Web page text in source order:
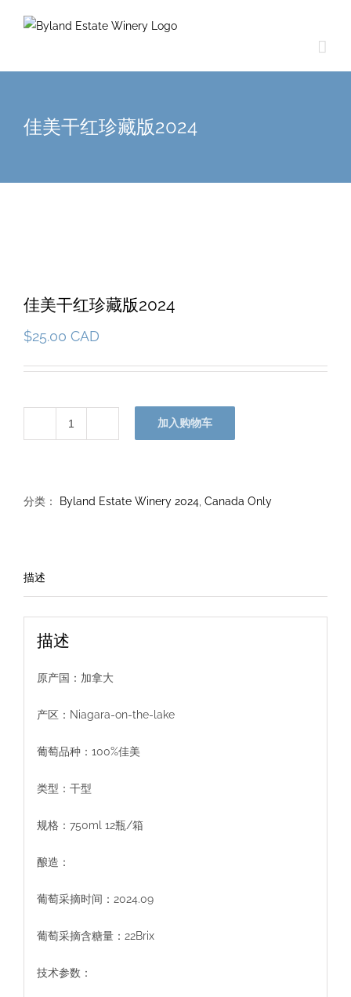
佳美干红珍藏版2024
佳美干红珍藏版2024
$25.00 CAD
红
加入购物车
分类： Byland Estate Winery 2024 Canada Only
描述
描述
原产国：加拿大
产区：Niagara-on-the-lake
葡萄品种：100%佳美
类型：干型
规格：750ml 12瓶/箱
酿造：
葡萄采摘时间：2024.09
葡萄采摘含糖量：22Brix
技术参数：